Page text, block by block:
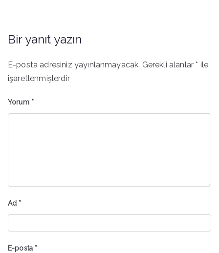
Bir yanıt yazın
E-posta adresiniz yayınlanmayacak. Gerekli alanlar* ile
işaretlenmişlerdir
Yorum *
Ad *
E-posta *